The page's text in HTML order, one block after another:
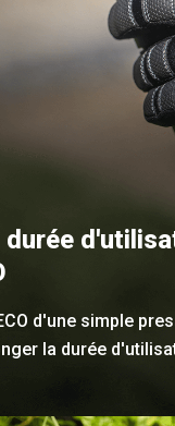
durée
d'une simple
la durée